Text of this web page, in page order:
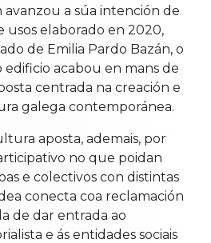
a súa intención de
usos elaborado en 2020,
de Emilia Pardo Bazán, o
acabou en mans de
centrada na creación e
galega contemporánea.
aposta, ademais, por
no que poidan
e colectivos con distintas
conecta coa reclamación
de dar entrada ao
e ás entidades sociais